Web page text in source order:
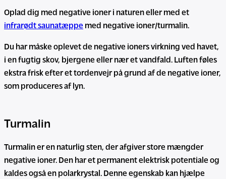
Oplad dig med negative ioner i naturen eller med et
infrarødt saunatæppe med negative ioner/turmalin.
Du har måske oplevet de negative ioners virkning ved havet,
i en fugtig skov, bjergene eller nær et vandfald. Luften føles
ekstra frisk efter et tordenvejr på grund af de negative ioner,
som produceres af lyn.
Turmalin
Turmalin er en naturlig sten, der afgiver store mængder
negative ioner. Den har et permanent elektrisk potentiale og
kaldes også en polarkrystal. Denne egenskab kan hjælpe